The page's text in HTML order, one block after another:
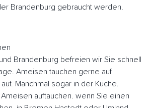
Brandenburg gebraucht werden.
Brandenburg befreien wir Sie schnell
Ameisen tauchen gerne auf
Manchmal sogar in der Küche.
auftauchen. wenn Sie einen